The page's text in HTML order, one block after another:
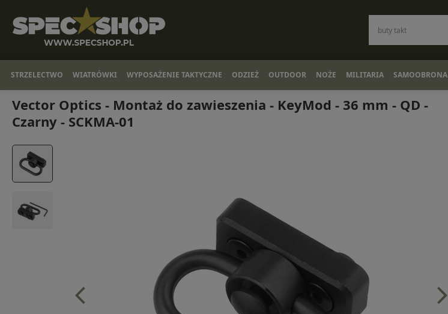
STRZELECTWO WIATRÓWKI WYPOSAŻENIE TAKTYCZNE ODZIEŻ OUTDOOR NOŻE MILITARIA SAMOOBRONA
Vector Optics - Montaż do zawieszenia - KeyMod - 36 mm - QD -
Czarny - SCKMA-01